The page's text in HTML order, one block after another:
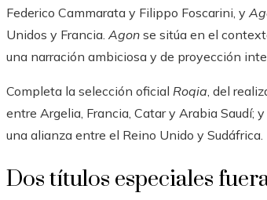
Federico Cammarata y Filippo Foscarini, y
Unidos y Francia. Agon se sitúa en el
una narración ambiciosa y de proyección
Completa la selección oficial Roqia, del
entre Argelia, Francia, Catar y Arabia Saudí; y
una alianza entre el Reino Unido y Sudáfrica.
Dos títulos especiales